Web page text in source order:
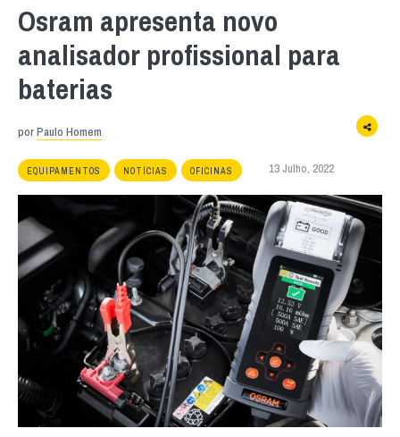
Osram apresenta novo
analisador profissional para
baterias
porPaulo Homem
EQUIPAMENTOS NOTÍCIAS OFICINAS 13 Julho, 2022